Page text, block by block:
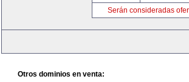
Serán consideradas
Otros dominios en venta: